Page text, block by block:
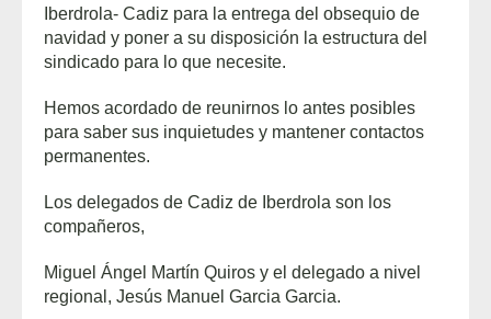
Iberdrola- Cadiz para la entrega del obsequio de
navidad y poner a su disposición la estructura del
sindicado para lo que necesite.
Hemos acordado de reunirnos lo antes posibles
para saber sus inquietudes y mantener contactos
permanentes.
Los delegados de Cadiz de Iberdrola son los
compañeros,
Miguel Ángel Martín Quiros y el delegado a nivel
regional, Jesús Manuel Garcia Garcia.